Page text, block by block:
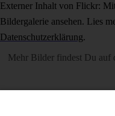
Externer Inhalt von Flickr:
Bildergalerie ansehen. Lies
Datenschutzerklärung.
Mehr Bilder findest Du auf